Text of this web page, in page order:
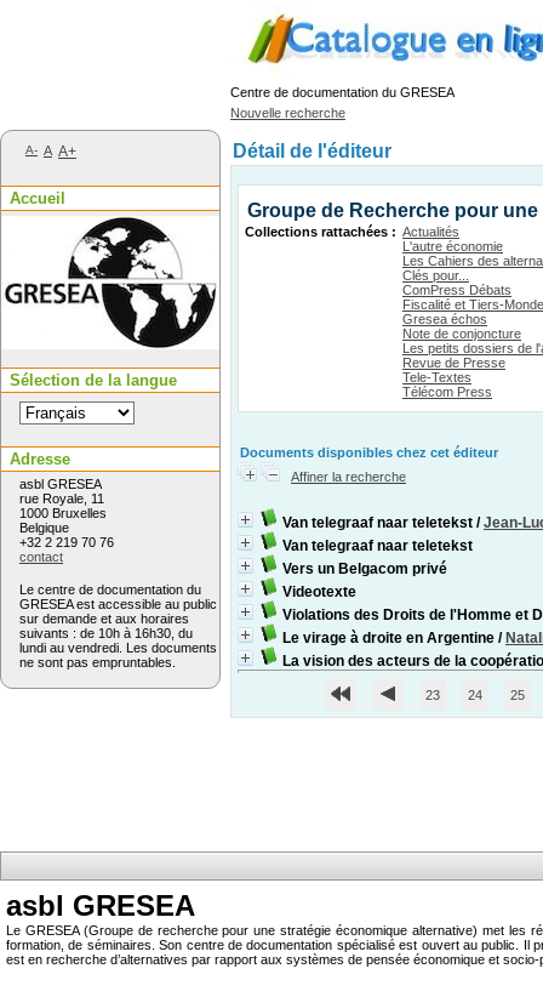
Centre de documentation du GRESEA
Nouvelle recherche
Détail de l'éditeur
Groupe de Recherche pour
Collections rattachées : Actualités
L'autre économie
Les Cahiers des
Clés pour...
ComPress Débats
Fiscalité et Tiers-Monde
Gresea échos
Note de conjoncture
Les petits dossiers de
Revue de Presse
Tele-Textes
Télécom Press
Documents disponibles chez cet éditeur
Affiner la recherche
Van telegraaf naar teletekst /Jean-
Van telegraaf naar teletekst
Vers un Belgacom privé
Videotexte
Violations des Droits de l'Homme et
Le virage à droite en Argentine /
La vision des acteurs de la
23 24 25
asbl GRESEA
Le GRESEA (Groupe de recherche pour une stratégie économique alternative) met les
formation, de séminaires. Son centre de documentation spécialisé est ouvert au public.
est en recherche d’alternatives par rapport aux systèmes de pensée économique et socio-
A- A A+
Accueil
Sélection de la langue
Adresse
asbl GRESEA
rue Royale, 11
1000 Bruxelles
Belgique
+32 2 219 70 76
contact
Le centre de documentation du
GRESEA est accessible au public
sur demande et aux horaires
suivants : de 10h à 16h30, du
lundi au vendredi. Les documents
ne sont pas empruntables.